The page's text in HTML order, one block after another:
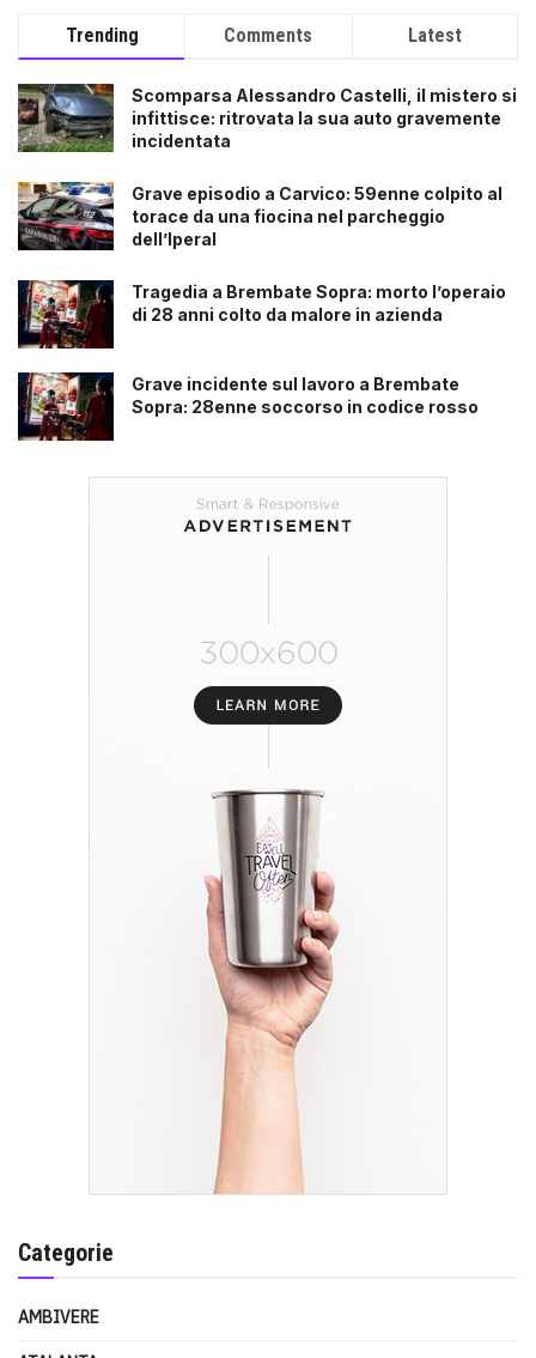
Trending Comments Latest
Scomparsa Alessandro Castelli, il mistero si
infittisce: ritrovata la sua auto gravemente
incidentata
Grave episodio a Carvico: 59enne colpito al
torace da una fiocina nel parcheggio
dell’Iperal
Tragedia a Brembate Sopra: morto l’operaio
di 28 anni colto da malore in azienda
Grave incidente sul lavoro a Brembate
Sopra: 28enne soccorso in codice rosso
Categorie
AMBIVERE